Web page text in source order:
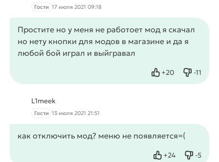
Гости 17 июля 2021 09:18
Простите но у меня не работоет мод я скачал
но нету кнопки для модов в магазине и да я
любой бой играл и выйгравал
+20
Нравится -11
Не
L1meek
Гости 13 июля 2021 21:51
как отключить мод? меню не появляется=(
+24
Нравится -5
Не